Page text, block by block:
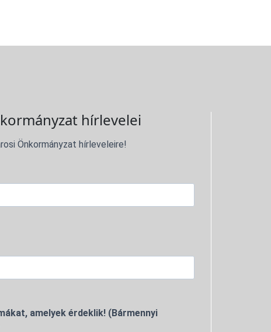
hírlevelei
Önkormányzat hírleveleire!
amelyek érdeklik! (Bármennyi